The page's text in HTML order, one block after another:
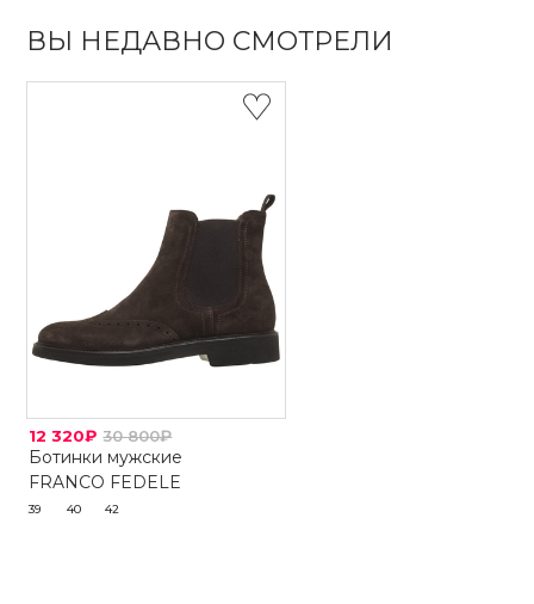
ВЫ НЕДАВНО СМОТРЕЛИ
12 320₽ 30 800₽
Ботинки мужские
FRANCO FEDELE
39 40 42